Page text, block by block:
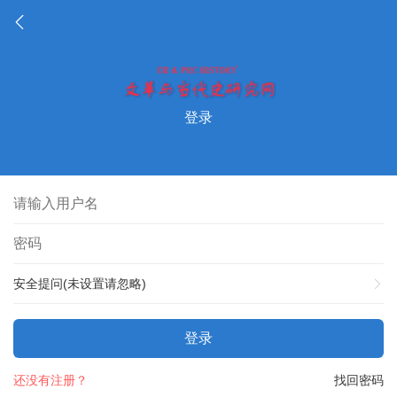
登录
安全提问(未设置请忽略)
登录
找回密码
还没有注册？